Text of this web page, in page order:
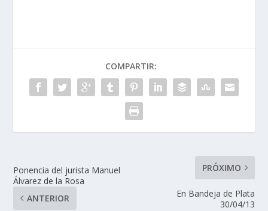
COMPARTIR:
Ponencia del jurista Manuel
Álvarez de la Rosa
ANTERIOR
PRÓXIMO
En Bandeja de Plata
30/04/13